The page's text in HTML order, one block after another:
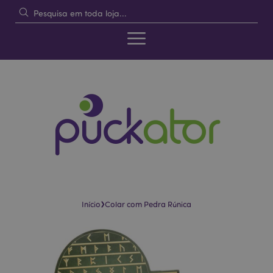
Início›Colar com Pedra Rúnica